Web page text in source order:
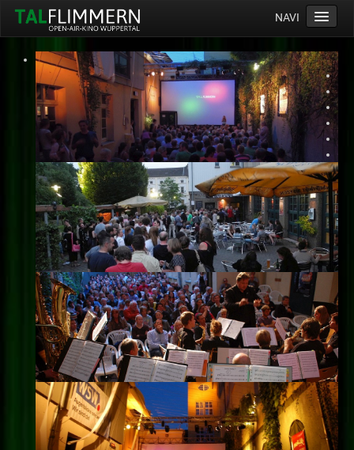
NAVI
Home
Programm
Service
Ticketinfos
Ort
Anreise
Wetter
Kinogutschein
Konzept
Archiv
Kontakt
Impressum
Datenschutz